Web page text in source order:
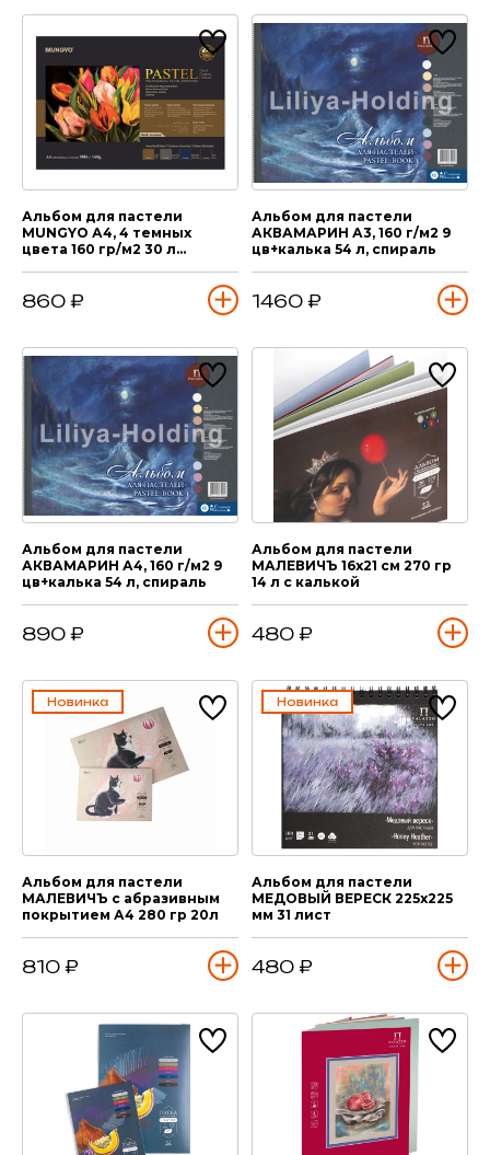
Альбом для пастели
MUNGYO А4, 4 темных
цвета 160 гр/м2 30 л
860 ₽
Альбом для пастели
АКВАМАРИН А3, 160 г/м2 9
цв+калька 54 л, спираль
1460 ₽
Альбом для пастели
АКВАМАРИН А4, 160 г/м2 9
цв+калька 54 л, спираль
890 ₽
Альбом для пастели
МАЛЕВИЧЪ 16х21 см 270 гр
14 л с калькой
480 ₽
Новинка
Альбом для пастели
МАЛЕВИЧЪ с абразивным
покрытием А4 280 гр 20л
810 ₽
Новинка
Альбом для пастели
МЕДОВЫЙ ВЕРЕСК 225х225
мм 31 лист
480 ₽